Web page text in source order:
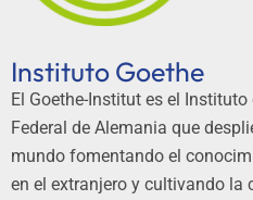
Instituto Goethe
El Goethe-Institut es el
Federal de Alemania que
mundo fomentando el
en el extranjero y cultivando la